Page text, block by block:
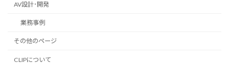
AV設計･開発
業務事例
その他のページ
CLIPについて